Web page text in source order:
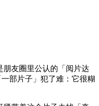
朋友圈里公认的「阅片达
部片子」犯了难：它很糊